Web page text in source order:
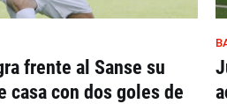
frente al Sanse su
casa con dos goles de